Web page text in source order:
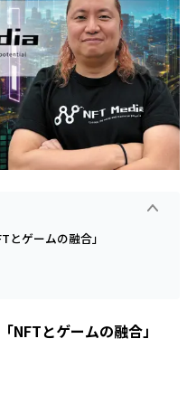
とゲームの融合」
NFTとゲームの融合」